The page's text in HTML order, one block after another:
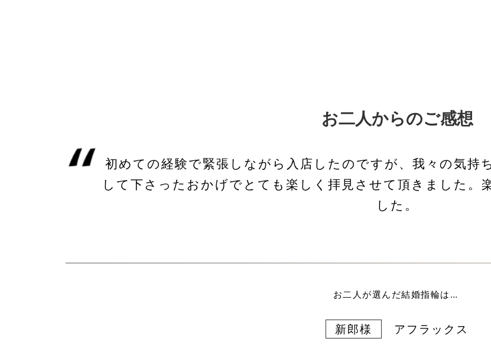
お二人からのご感想
初めての経験で緊張しながら入店したのですが、我々の気持
して下さったおかげでとても楽しく拝見させて頂きました。
した。
お二人が選んだ結婚指輪は…
新郎様 アフラックス